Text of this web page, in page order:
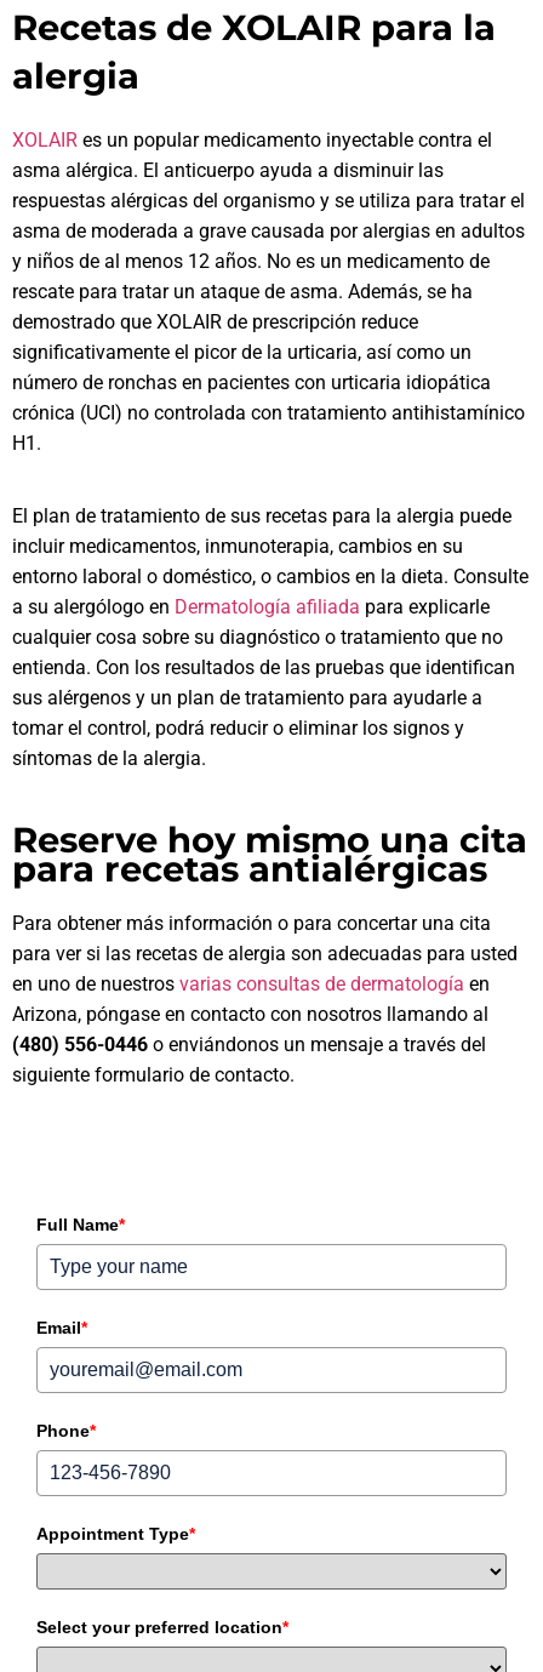
Recetas de XOLAIR para la
alergia
XOLAIR es un popular medicamento inyectable contra el
asma alérgica. El anticuerpo ayuda a disminuir las
respuestas alérgicas del organismo y se utiliza para tratar el
asma de moderada a grave causada por alergias en adultos
y niños de al menos 12 años. No es un medicamento de
rescate para tratar un ataque de asma. Además, se ha
demostrado que XOLAIR de prescripción reduce
significativamente el picor de la urticaria, así como un
número de ronchas en pacientes con urticaria idiopática
crónica (UCI) no controlada con tratamiento antihistamínico
H1.
El plan de tratamiento de sus recetas para la alergia puede
incluir medicamentos, inmunoterapia, cambios en su
entorno laboral o doméstico, o cambios en la dieta. Consulte
a su alergólogo en Dermatología afiliada para explicarle
cualquier cosa sobre su diagnóstico o tratamiento que no
entienda. Con los resultados de las pruebas que identifican
sus alérgenos y un plan de tratamiento para ayudarle a
tomar el control, podrá reducir o eliminar los signos y
síntomas de la alergia.
Reserve hoy mismo una cita
para recetas antialérgicas
Para obtener más información o para concertar una cita
para ver si las recetas de alergia son adecuadas para usted
en uno de nuestros varias consultas de dermatología en
Arizona, póngase en contacto con nosotros llamando al
(480) 556-0446 o enviándonos un mensaje a través del
siguiente formulario de contacto.
Full Name*
Email*
Phone*
Appointment Type*
Select your preferred location*